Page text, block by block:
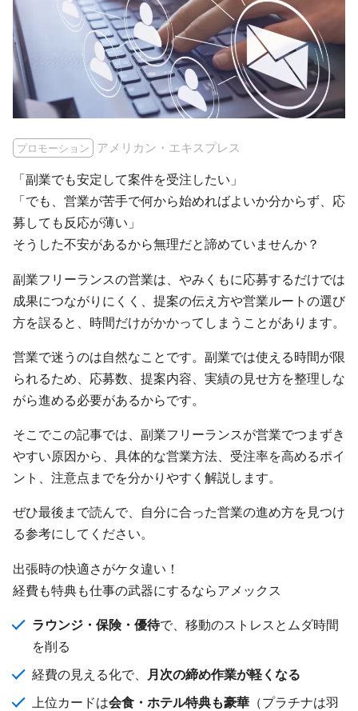
プロモーション アメリカン・エキスプレス
「副業でも安定して案件を受注したい」
「でも、営業が苦手で何から始めればよいか分からず、応
募しても反応が薄い」
そうした不安があるから無理だと諦めていませんか？
副業フリーランスの営業は、やみくもに応募するだけでは
成果につながりにくく、提案の伝え方や営業ルートの選び
方を誤ると、時間だけがかかってしまうことがあります。
営業で迷うのは自然なことです。副業では使える時間が限
られるため、応募数、提案内容、実績の見せ方を整理しな
がら進める必要があるからです。
そこでこの記事では、副業フリーランスが営業でつまずき
やすい原因から、具体的な営業方法、受注率を高めるポイ
ント、注意点までを分かりやすく解説します。
ぜひ最後まで読んで、自分に合った営業の進め方を見つけ
る参考にしてください。
出張時の快適さがケタ違い！
経費も特典も仕事の武器にするならアメックス
ラウンジ・保険・優待で、移動のストレスとムダ時間
を削る
経費の見える化で、
月次の締め作業が軽くなる
上位カードは会食・ホテル特典も豪華 （プラチナは羽